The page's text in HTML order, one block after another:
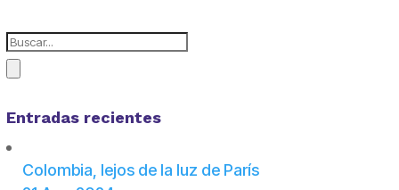
Entradas recientes
Colombia, lejos de la luz de París